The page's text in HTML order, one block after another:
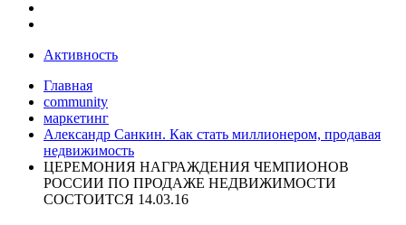
Активность
Главная
community
маркетинг
Александр Санкин. Как стать миллионером, продавая
недвижимость
ЦЕРЕМОНИЯ НАГРАЖДЕНИЯ ЧЕМПИОНОВ
РОССИИ ПО ПРОДАЖЕ НЕДВИЖИМОСТИ
СОСТОИТСЯ 14.03.16